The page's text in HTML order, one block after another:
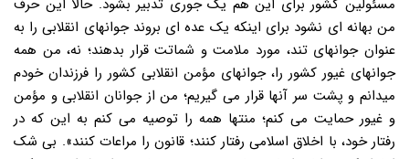
مسئولین کشور برای این هم یک جوری تدبیر بشود. حالا این حرف
من بهانه ای نشود برای اینکه یک عده ای بروند جوانهای انقلابی را به
عنوان جوانهای تند، مورد ملامت و شماتت قرار بدهند؛ نه، من همه
جوانهای غیور کشور را، جوانهای مؤمن انقلابی کشور را فرزندان خودم
میدانم و پشت سر آنها قرار می گیریم؛ من از جوانان انقلابی و مؤمن
و غیور حمایت می کنم؛ منتها همه را توصیه می کنم به این که در
رفتار خود، با اخلاق اسلامی رفتار کنند؛ قانون را مراعات کنند». بی شک